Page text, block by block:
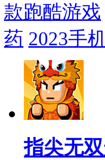
款跑酷游戏
药 2023手
指尖无